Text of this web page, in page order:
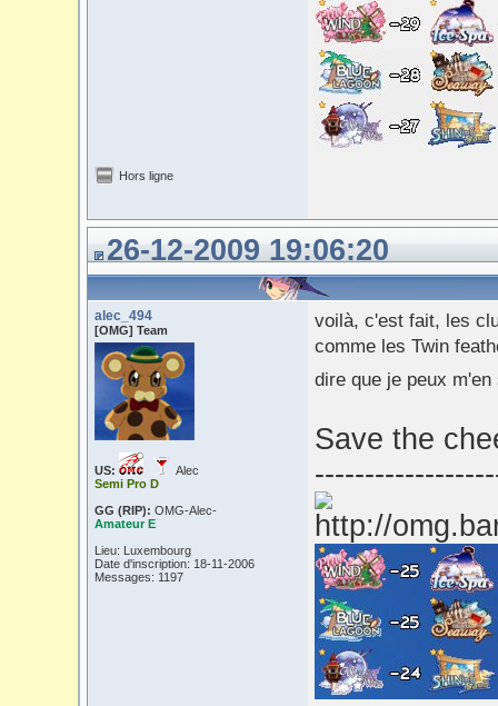
Hors ligne
26-12-2009 19:06:20
alec_494
[OMG] Team
US:
Alec
Semi Pro D
GG (RIP): OMG-Alec-
Amateur E
Lieu: Luxembourg
Date d'inscription: 18-11-2006
Messages: 1197
voilà, c'est fait, les
comme les Twin
dire que je peux
Save the